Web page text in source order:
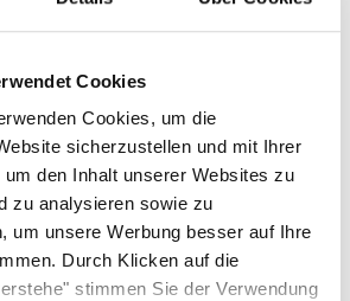
Cookies
Cookies, um die
sicherzustellen und mit Ihrer
den Inhalt unserer Websites zu
zu analysieren sowie zu
um unsere Werbung besser auf Ihre
Durch Klicken auf die
stimmen Sie der Verwendung
der Torpaneele